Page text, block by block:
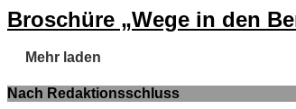
Broschüre „Wege in den
Mehr laden
Nach Redaktionsschluss